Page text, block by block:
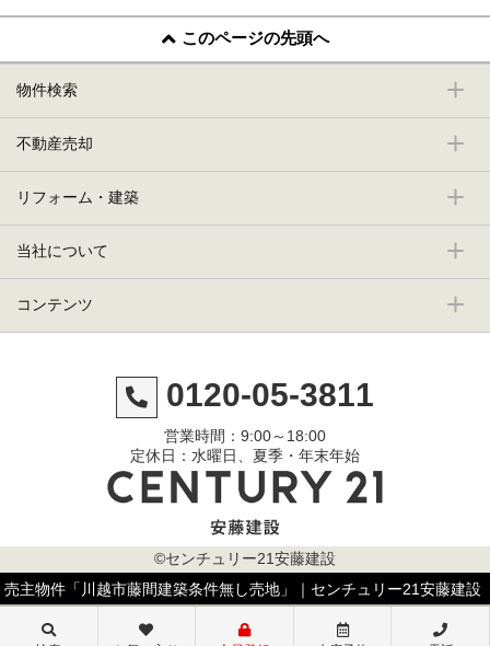
売主物件「川越市藤間建築条件無し売地」｜センチュリー21安藤建設
このページの先頭へ
物件検索
不動産売却
リフォーム・建築
当社について
コンテンツ
0120-05-3811
営業時間：9:00～18:00
定休日：水曜日、夏季・年末年始
©センチュリー21安藤建設